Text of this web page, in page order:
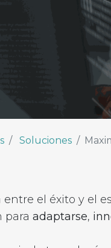
Soluciones
entre el éxito y el
para adaptarse,